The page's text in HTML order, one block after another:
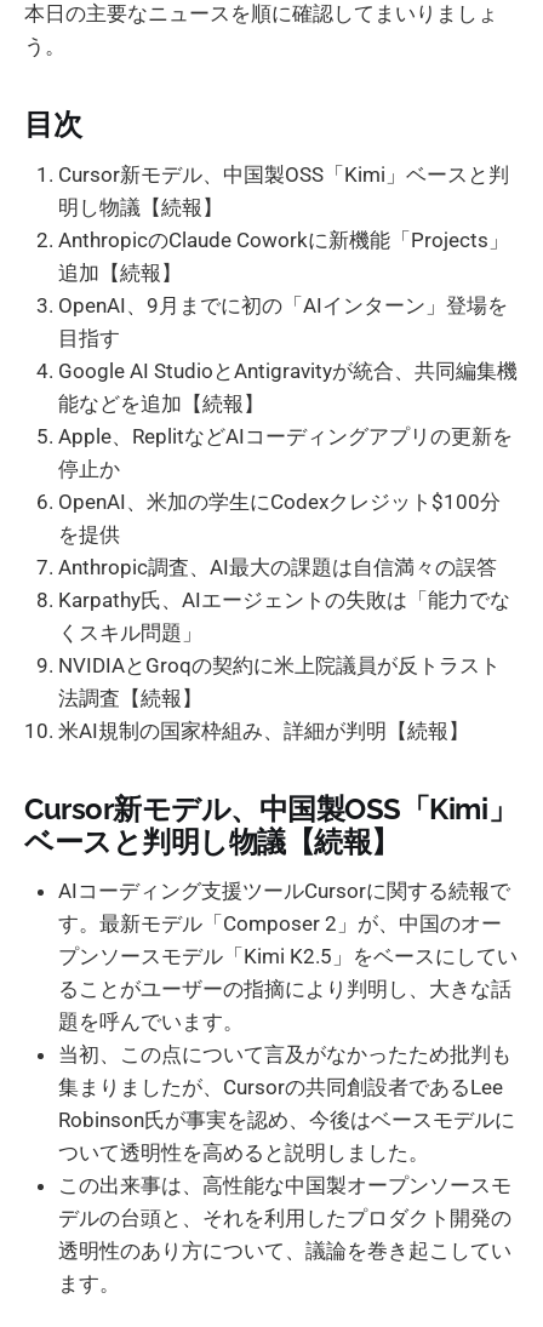
本日の主要なニュースを順に確認してまいりましょ
う。
目次
Cursor新モデル、中国製OSS「Kimi」ベースと判
明し物議【続報】
AnthropicのClaude Coworkに新機能「Projects」
追加【続報】
OpenAI、9月までに初の「AIインターン」登場を
目指す
Google AI StudioとAntigravityが統合、共同編集機
能などを追加【続報】
Apple、ReplitなどAIコーディングアプリの更新を
停止か
OpenAI、米加の学生にCodexクレジット$100分
を提供
Anthropic調査、AI最大の課題は自信満々の誤答
Karpathy氏、AIエージェントの失敗は「能力でな
くスキル問題」
NVIDIAとGroqの契約に米上院議員が反トラスト
法調査【続報】
米AI規制の国家枠組み、詳細が判明【続報】
Cursor新モデル、中国製OSS「Kimi」
ベースと判明し物議【続報】
AIコーディング支援ツールCursorに関する続報で
す。最新モデル「Composer 2」が、中国のオー
プンソースモデル「Kimi K2.5」をベースにしてい
ることがユーザーの指摘により判明し、大きな話
題を呼んでいます。
当初、この点について言及がなかったため批判も
集まりましたが、Cursorの共同創設者であるLee
Robinson氏が事実を認め、今後はベースモデルに
ついて透明性を高めると説明しました。
この出来事は、高性能な中国製オープンソースモ
デルの台頭と、それを利用したプロダクト開発の
透明性のあり方について、議論を巻き起こしてい
ます。